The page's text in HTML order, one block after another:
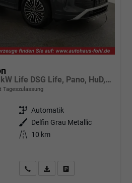
1.5 TSI eHybrid 150 kW Life DSG Life, Pano, HuD, AHK, LED-Plus, Navi, 18-Zoll, 5-J Garantie
Tageszulassung
Getriebe Automatik
Außenfarbe
Delfin Grau Metallic
Kilometerstand
10 km
Angebot anfordern
Fahrzeugexpose (PDF)